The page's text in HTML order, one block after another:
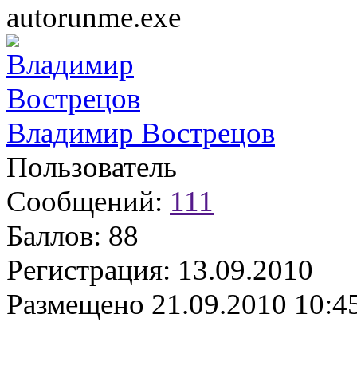
autorunme.exe
Владимир Вострецов
Пользователь
Сообщений: 111
Баллов: 88
Регистрация: 13.09.2010
Размещено 21.09.2010